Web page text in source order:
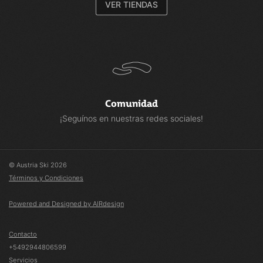
VER TIENDAS
Comunidad
¡Seguínos en nuestras redes sociales!
© Austria Ski 2026
Términos y Condiciones
Powered and Designed by AIRdesign
Contacto
+5492944806599
Servicios